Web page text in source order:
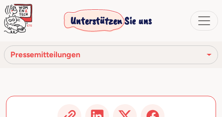
Unterstützen Sie uns
Pressemitteilungen